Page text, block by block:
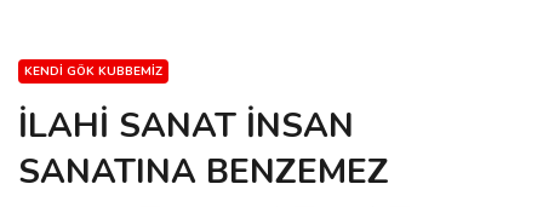
KENDI GÖK KUBBEMIZ
İLAHİ SANAT İNSAN
SANATINA BENZEMEZ